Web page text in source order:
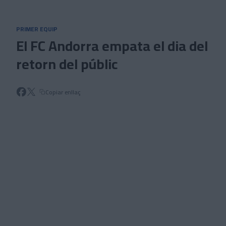
PRIMER EQUIP
El FC Andorra empata el dia del
retorn del públic
Copiar enllaç